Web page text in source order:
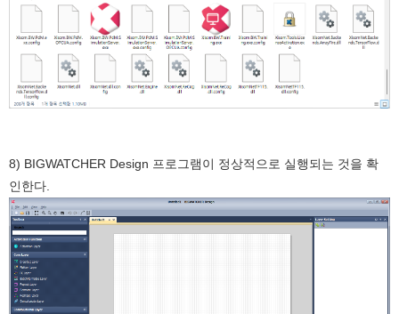
8) BIGWATCHER Design 프로그램이 정상적으로 실행되는 것을 확
인한다.